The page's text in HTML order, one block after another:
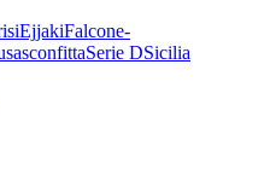
EjjakiFalcone-
sconfittaSerie DSicilia